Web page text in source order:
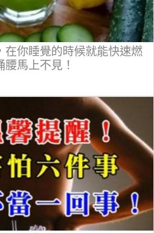
在你睡覺的時候就能快速燃
馬上不見！